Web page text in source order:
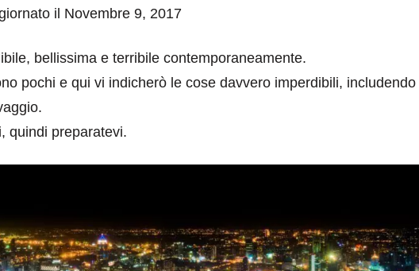
il Novembre 9, 2017
bellissima e terribile contemporaneamente.
pochi e qui vi indicherò le cose davvero imperdibili, includendo
quindi preparatevi.